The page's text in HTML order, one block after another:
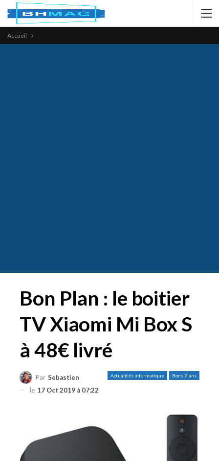
Accueil
Bon Plan : le boitier
TV Xiaomi Mi Box S
à 48€ livré
Actualités informatique Bons Plans
Par Sebastien
le 17 Oct 2019 à 07:22